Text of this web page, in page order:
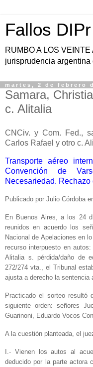
Fallos DIPr
RUMBO A LOS
jurisprudencia
martes, 2 de febrero
Samara,
c. Alitalia
CNCiv. y Com. Fed.,
Carlos Rafael y otro c.
Transporte aéreo
Convención de
Necesariedad. Rechazo
Publicado por Julio Córdoba
En Buenos Aires, a los 24
reunidos en acuerdo los
Nacional de Apelaciones en
recurso interpuesto en
Alitalia s. pérdida/daño de
272/274 vta., el Tribunal
ajusta a derecho la sentencia
Practicado el sorteo resultó
siguiente orden: señores
Guarinoni, Eduardo Vocos
A la cuestión planteada, el
I.- Vienen los autos al
deducido por la parte actora